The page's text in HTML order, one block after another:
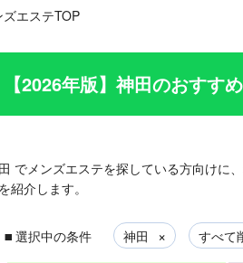
エステTOP
【2026年版】神田のおすす
でメンズエステを探している方向けに
紹介します。
▪ 選択中の条件 神田 × すべて